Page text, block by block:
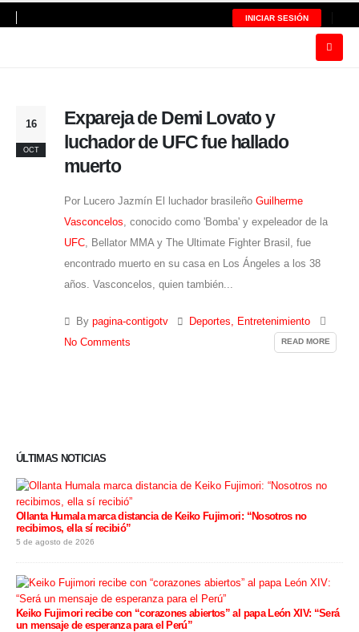
INICIAR SESIÓN
16
OCT
Expareja de Demi Lovato y
luchador de UFC fue hallado
muerto
Por Lucero Jazmín El luchador brasileño Guilherme
Vasconcelos, conocido como 'Bomba' y expeleador de la
UFC, Bellator MMA y The Ultimate Fighter Brasil, fue
encontrado muerto en su casa en Los Ángeles a los 38
años. Vasconcelos, quien también...
By pagina-contigotv Deportes, Entretenimiento
No Comments
READ MORE
ÚLTIMAS NOTICIAS
Ollanta Humala marca distancia de Keiko Fujimori: “Nosotros no
recibimos, ella sí recibió”
5 de agosto de 2026
Keiko Fujimori recibe con “corazones abiertos” al papa León XIV: “Será
un mensaje de esperanza para el Perú”